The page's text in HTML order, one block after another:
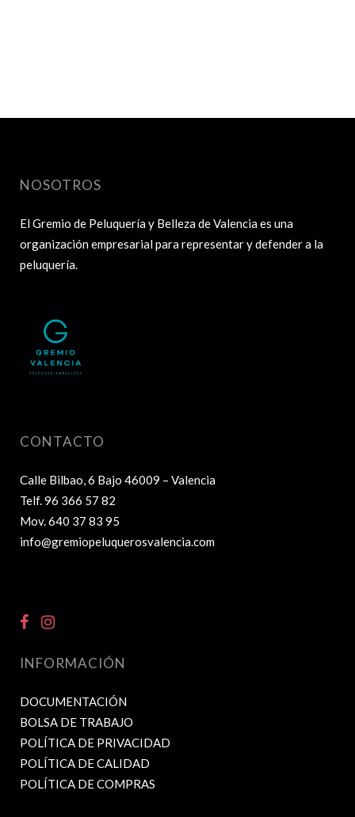
NOSOTROS
El Gremio de Peluquería y Belleza de Valencia es una
organización empresarial para representar y defender a la
peluquería.
CONTACTO
Calle Bilbao, 6 Bajo 46009 – Valencia
Telf.96 366 57 82
Mov.640 37 83 95
info@gremiopeluquerosvalencia.com
INFORMACIÓN
DOCUMENTACIÓN
BOLSA DE TRABAJO
POLÍTICA DE PRIVACIDAD
POLÍTICA DE CALIDAD
POLÍTICA DE COMPRAS